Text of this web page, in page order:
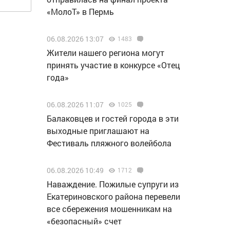
«МолоТ» в Пермь
06.08.2026 13:07 1483
Жители нашего региона могут
принять участие в конкурсе «Отец
года»
06.08.2026 11:07 1025
Балаковцев и гостей города в эти
выходные приглашают на
Фестиваль пляжного волейбола
06.08.2026 10:49 1712
Наваждение. Пожилые супруги из
Екатериновского района перевели
все сбережения мошенникам на
«безопасный» счет